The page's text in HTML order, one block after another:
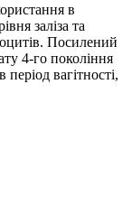
в
заліза та
Посилений
4-го покоління
вагітності,